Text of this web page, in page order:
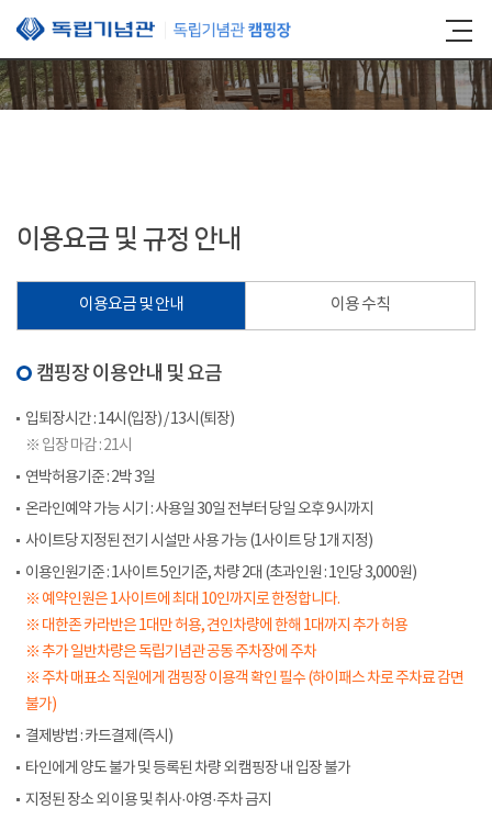
본문 바로가기
이용요금 및 규정 안내
이용요금 및 안내 이용 수칙
캠핑장 이용안내 및 요금
입퇴장시간 : 14시(입장) / 13시(퇴장)
※ 입장 마감 : 21시
연박허용기준 : 2박 3일
온라인예약 가능 시기 : 사용일 30일 전부터 당일 오후 9시까지
사이트당 지정된 전기 시설만 사용 가능 (1사이트 당 1개 지정)
이용인원기준 : 1사이트 5인기준, 차량 2대 (초과인원 : 1인당 3,000원)
※ 예약인원은 1사이트에 최대 10인까지로 한정합니다.
※ 대한존 카라반은 1대만 허용, 견인차량에 한해 1대까지 추가 허용
※ 추가 일반차량은 독립기념관 공동 주차장에 주차
※ 주차 매표소 직원에게 갬핑장 이용객 확인 필수 (하이패스 차로 주차료 감면
불가)
결제방법 : 카드결제(즉시)
타인에게 양도 불가 및 등록된 차량 외 캠핑장 내 입장 불가
지정된 장소 외 이용 및 취사·야영·주차 금지